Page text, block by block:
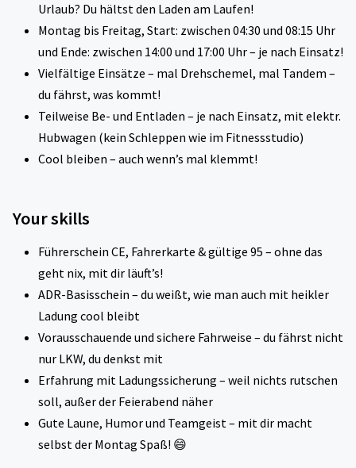
Urlaub? Du hältst den Laden am Laufen!
Montag bis Freitag, Start: zwischen 04:30 und 08:15 Uhr
und Ende: zwischen 14:00 und 17:00 Uhr – je nach Einsatz!
Vielfältige Einsätze – mal Drehschemel, mal Tandem –
du fährst, was kommt!
Teilweise Be- und Entladen – je nach Einsatz, mit elektr.
Hubwagen (kein Schleppen wie im Fitnessstudio)
Cool bleiben – auch wenn’s mal klemmt!
Your skills
Führerschein CE, Fahrerkarte & gültige 95 – ohne das
geht nix, mit dir läuft’s!
ADR-Basisschein – du weißt, wie man auch mit heikler
Ladung cool bleibt
Vorausschauende und sichere Fahrweise – du fährst nicht
nur LKW, du denkst mit
Erfahrung mit Ladungssicherung – weil nichts rutschen
soll, außer der Feierabend näher
Gute Laune, Humor und Teamgeist – mit dir macht
selbst der Montag Spaß! 😄